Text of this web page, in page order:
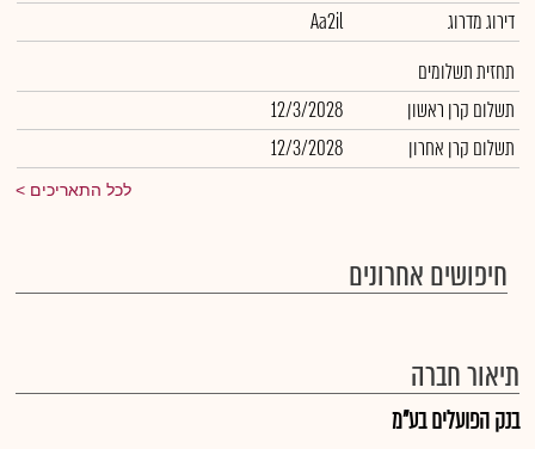
דירוג מדרוג
Aa2il
תחזית תשלומים
תשלום קרן ראשון
12/3/2028
תשלום קרן אחרון
12/3/2028
לכל התאריכים
חיפושים אחרונים
תיאור חברה
בנק הפועלים בע"מ